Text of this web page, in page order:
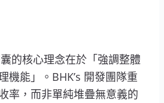
的核心理念在於「強調整體
機能」。BHK’s 開發團隊重
率，而非單純堆疊無意義的